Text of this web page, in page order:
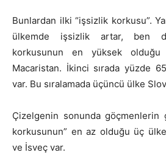
Bunlardan ilki “işsizlik korkusu”.
ülkemde işsizlik artar, ben
korkusunun en yüksek
Macaristan. İkinci sırada yüzde
var. Bu sıralamada üçüncü ülke
Çizelgenin sonunda göçmenlerin
korkusunun” en az olduğu üç
ve İsveç var.